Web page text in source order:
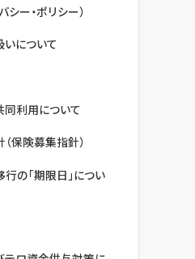
ー・ポリシー）
について
利用について
保険募集指針）
の「期限日」につい